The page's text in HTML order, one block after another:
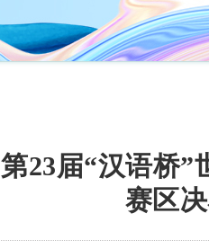
第23届“汉语桥”
赛区